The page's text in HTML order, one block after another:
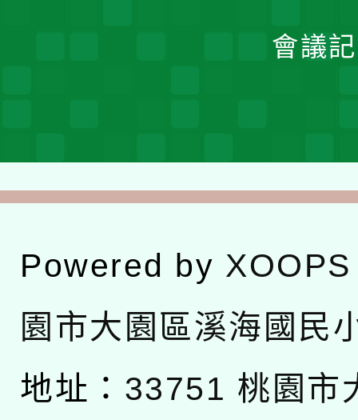
會議
Powered by XOOPS
園市大園區溪海國民
地址： 33751 桃園市